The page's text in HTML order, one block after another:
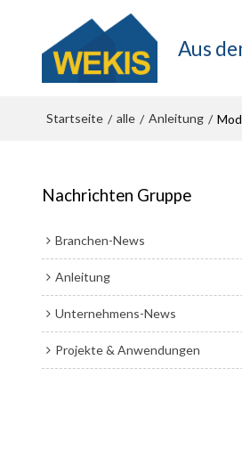
Aus
Startseite / alle / Anleitung /
Nachrichten Gruppe
Branchen-News
Anleitung
Unternehmens-News
Projekte & Anwendungen